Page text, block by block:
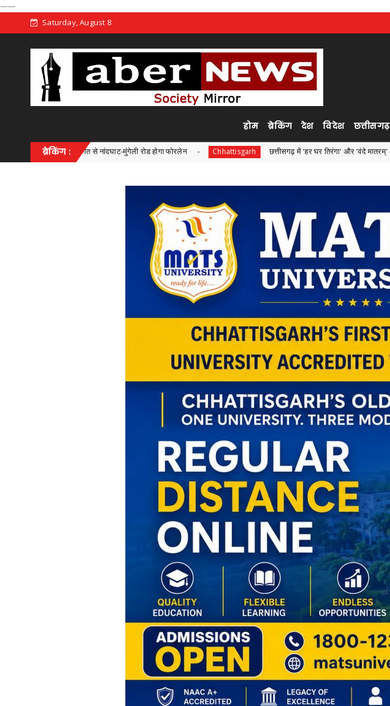
——
Saturday, August 8
होम ब्रेकिंग देश विदेश छत्तीसगढ़
ब्रेकिंग :
की लागत से नांदघाट-मुंगेली रोड होगा फोरलेन Chhattisgarh छत्तीसगढ़ में 'हर घर तिरंगा' और 'वंदे मातरम्' अभियान की धूम